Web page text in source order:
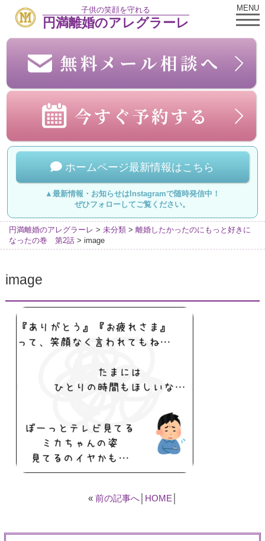
子供の笑顔を守れる
円満離婚のアレグラーレ
MENU
ホームページ最新情報はこちら
▲最新情報・お知らせはInstagramで随時発信中！
ぜひフォローしてご覧ください。
円満離婚のアレグラーレ > 未分類 > 離婚したかったのにもっと好きに
なったの巻 第2話 > image
image
« 前の記事へ│ HOME